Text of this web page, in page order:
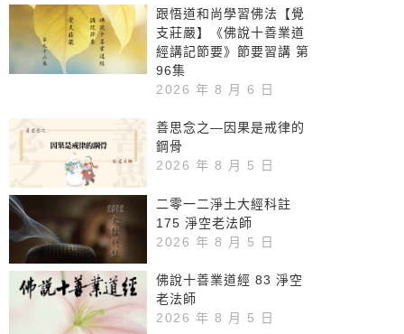
跟悟道和尚學習佛法【覺
支莊嚴】《佛說十善業道
經講記節要》節要習講 第
96集
2026 年 8 月 6 日
善思念之—因果是戒律的
鋼骨
2026 年 8 月 5 日
二零一二淨土大經科註
175 淨空老法師
2026 年 8 月 5 日
佛說十善業道經 83 淨空
老法師
2026 年 8 月 5 日